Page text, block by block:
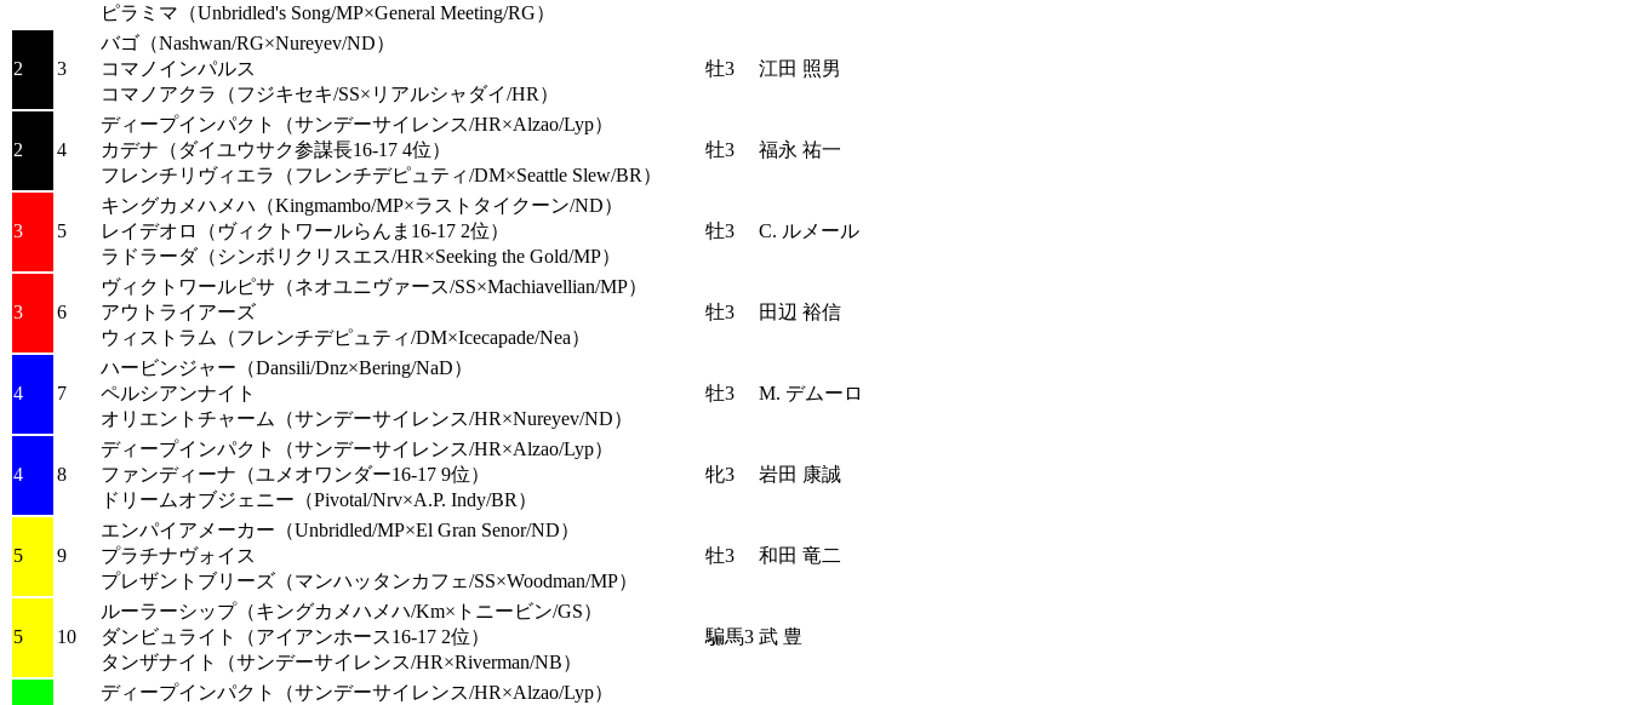
ピラミマ （Unbridled's Song/MP×General Meeting/RG）
2 3
バゴ （Nashwan/RG×Nureyev/ND）
コマノインパルス
コマノアクラ
（フジキセキ/SS×リアルシャダイ/HR）
牡3 江田 照男
2 4
ディープインパクト
（サンデーサイレンス/HR×Alzao/Lyp）
カデナ （ダイユウサク参謀長16-17 4位）
フレンチリヴィエラ
（フレンチデピュティ/DM×Seattle Slew/BR）
牡3 福永 祐一
3 5
キングカメハメハ （Kingmambo/MP×ラストタイクーン/ND）
レイデオロ
（ヴィクトワールらんま16-17 2位）
ラドラーダ（シンボリクリスエス/HR×Seeking the Gold/MP）
牡3 C. ルメール
3 6
ヴィクトワールピサ （ネオユニヴァース/SS×Machiavellian/MP）
アウトライアーズ
ウィストラム
（フレンチデピュティ/DM×Icecapade/Nea）
牡3 田辺 裕信
4 7
ハービンジャー （Dansili/Dnz×Bering/NaD）
ペルシアンナイト
オリエントチャーム
（サンデーサイレンス/HR×Nureyev/ND）
牡3 M. デムーロ
4 8
ディープインパクト
（サンデーサイレンス/HR×Alzao/Lyp）
ファンディーナ （ユメオワンダー16-17 9位）
ドリームオブジェニー （Pivotal/Nrv×A.P. Indy/BR）
牝3 岩田 康誠
5 9
エンパイアメーカー （Unbridled/MP×El Gran Senor/ND）
プラチナヴォイス
プレザントブリーズ （マンハッタンカフェ/SS×Woodman/MP）
牡3 和田 竜二
5 10
ルーラーシップ（キングカメハメハ/Km×トニービン/GS）
ダンビュライト
（アイアンホース16-17 2位）
タンザナイト
（サンデーサイレンス/HR×Riverman/NB）
騙馬3 武 豊
ディープインパクト
（サンデーサイレンス/HR×Alzao/Lyp）